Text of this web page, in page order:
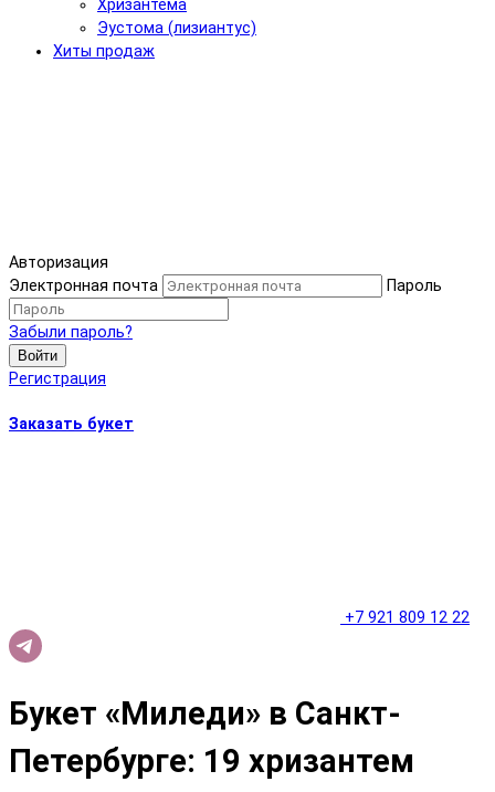
Хризантема
Эустома (лизиантус)
Хиты продаж
Авторизация
Электронная почта
Пароль
Забыли пароль?
Войти
Регистрация
Заказать букет
+7 921 809 12 22
Букет «Миледи» в Санкт-
Петербурге: 19 хризантем